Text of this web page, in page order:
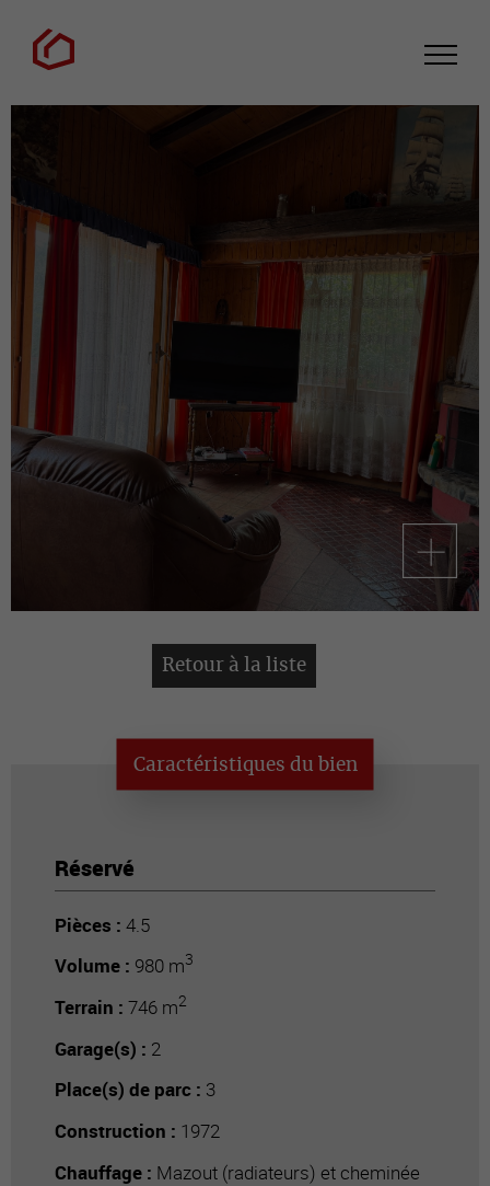
Retour à la liste
Caractéristiques du bien
Réservé
Pièces : 4.5
Volume : 980 m3
Terrain : 746 m2
Garage(s) : 2
Place(s) de parc : 3
Construction : 1972
Chauffage : Mazout (radiateurs) et cheminée